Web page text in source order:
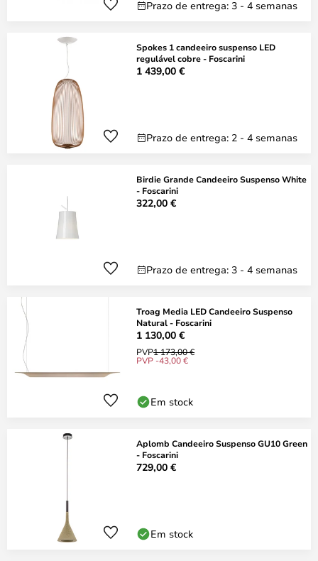
Prazo de entrega: 3 - 4 semanas
Spokes 1 candeeiro suspenso LED
regulável cobre - Foscarini
1 439,00 €
Prazo de entrega: 2 - 4 semanas
Birdie Grande Candeeiro Suspenso White
- Foscarini
322,00 €
Prazo de entrega: 3 - 4 semanas
Troag Media LED Candeeiro Suspenso
Natural - Foscarini
1 130,00 €
PVP1 173,00 €
PVP -43,00 €
Em stock
Aplomb Candeeiro Suspenso GU10 Green
- Foscarini
729,00 €
Em stock